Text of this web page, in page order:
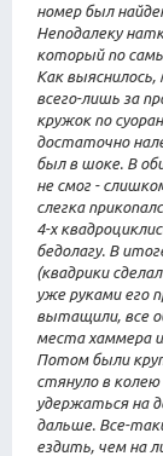
номер был
Неподалеку
который по
Как
всего-лишь за
кружок по
достаточно
был в шоке. В
не смог -
слегка
4-х
бедолагу. В
(квадрики
уже руками его
вытащили, все
места хаммера
Потом были
стянуло в
удержаться на
дальше. Все-
ездить, чем на